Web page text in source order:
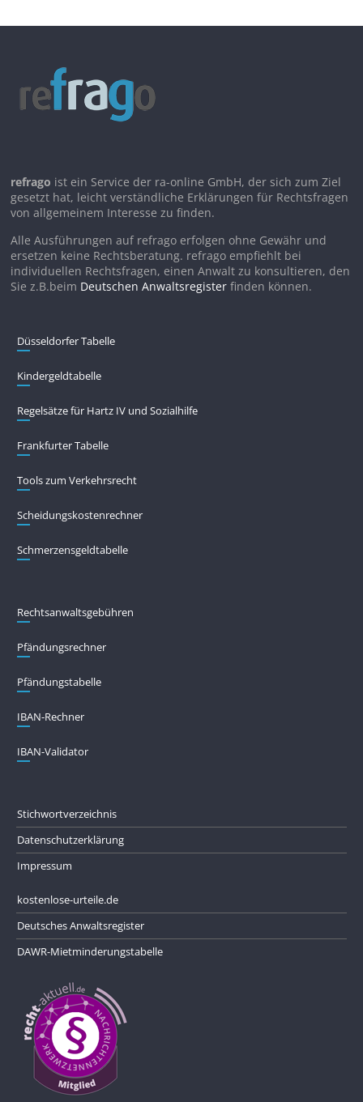
refrago ist ein Service der ra-online GmbH, der sich zum Ziel
gesetzt hat, leicht verständliche Erklärungen für Rechtsfragen
von allgemeinem Interesse zu finden.
Alle Ausführungen auf refrago erfolgen ohne Gewähr und
ersetzen keine Rechtsberatung. refrago empfiehlt bei
individuellen Rechtsfragen, einen Anwalt zu konsultieren, den
Sie z.B.beim Deutschen Anwaltsregister finden können.
Düsseldorfer Tabelle
Kindergeldtabelle
Regelsätze für Hartz IV und Sozialhilfe
Frankfurter Tabelle
Tools zum Verkehrsrecht
Scheidungskostenrechner
Schmerzensgeldtabelle
Rechtsanwaltsgebühren
Pfändungs­rechner
Pfändungs­tabelle
IBAN-Rechner
IBAN-Validator
Stichwortverzeichnis
Datenschutzerklärung
Impressum
kostenlose-urteile.de
Deutsches Anwaltsregister
DAWR-Mietminderungstabelle